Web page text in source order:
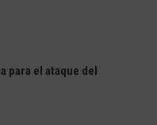
para el ataque del